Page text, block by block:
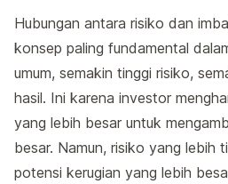
Hubungan antara risiko dan
konsep paling fundamental
umum, semakin tinggi risiko,
hasil. Ini karena investor
yang lebih besar untuk
besar. Namun, risiko yang lebih
potensi kerugian yang lebih